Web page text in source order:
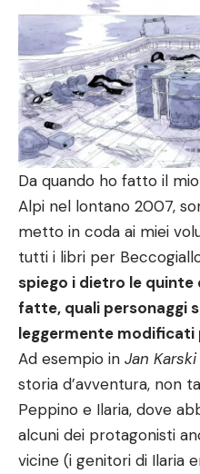
Da quando ho fatto il
Alpi nel lontano 2007,
metto in coda ai miei
tutti i libri per
spiego i dietro le
fatte, quali personaggi
leggermente modificati
Ad esempio in Jan Karski
storia d’avventura, non
Peppino e Ilaria, dove
alcuni dei protagonisti
vicine (i genitori di Ilaria